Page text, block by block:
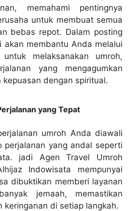
memahami pentingnya
untuk membuat semua
bebas repot. Dalam posting
akan membantu Anda melalui
melaksanakan umroh,
yang mengagumkan
kepuasan dengan spiritual.
yang Tepat
umroh Anda diawali
perjalanan yang andal seperti
jadi Agen Travel Umroh
Indowisata mempunyai
dibuktikan memberi layanan
jemaah, memastikan
keringanan di setiap langkah.